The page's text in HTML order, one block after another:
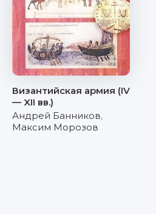
Византийская армия (IV
— XII вв.)
Андрей Банников,
Максим Морозов